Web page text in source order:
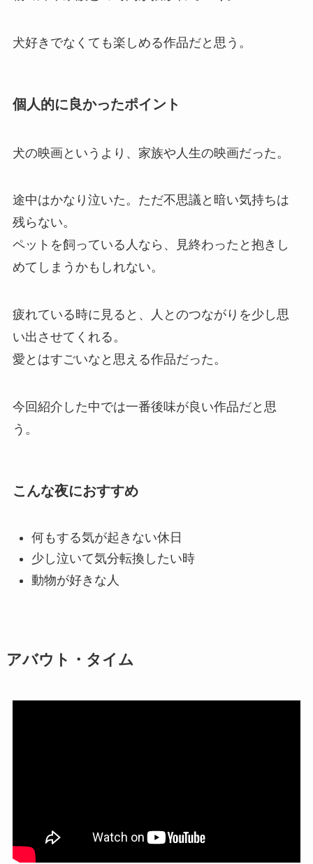
犬好きでなくても楽しめる作品だと思う。
個人的に良かったポイント
犬の映画というより、家族や人生の映画だった。
途中はかなり泣いた。ただ不思議と暗い気持ちは
残らない。
ペットを飼っている人なら、見終わったと抱きし
めてしまうかもしれない。
疲れている時に見ると、人とのつながりを少し思
い出させてくれる。
愛とはすごいなと思える作品だった。
今回紹介した中では一番後味が良い作品だと思
う。
こんな夜におすすめ
何もする気が起きない休日
少し泣いて気分転換したい時
動物が好きな人
アバウト・タイム